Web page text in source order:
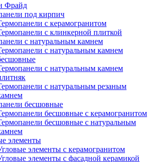
Фрайд
под кирпич
с керамогранитом
с клинкерной плиткой
с натуральным камнем
с натуральным камнем
с натуральным камнем
с натуральным резаным
бесшовные
бесшовные с керамогранитом
бесшовные с натуральным
элементы
элементы с керамогранитом
элементы с фасадной керамикой